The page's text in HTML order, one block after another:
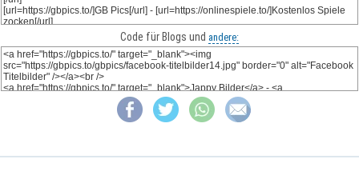
Code für Blogs und andere: